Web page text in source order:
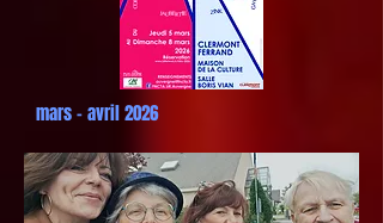
mars - avril 2026